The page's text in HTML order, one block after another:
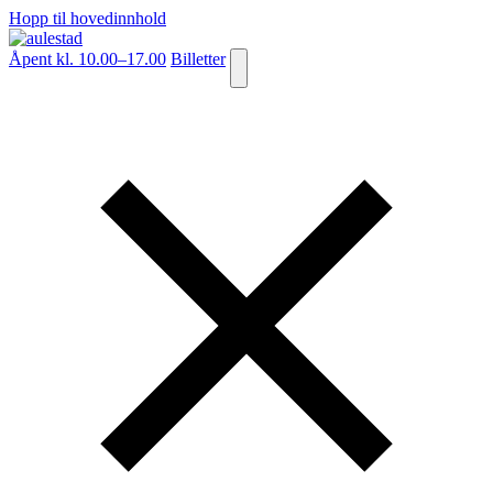
Hopp til hovedinnhold
Åpent kl. 10.00–17.00 Billetter